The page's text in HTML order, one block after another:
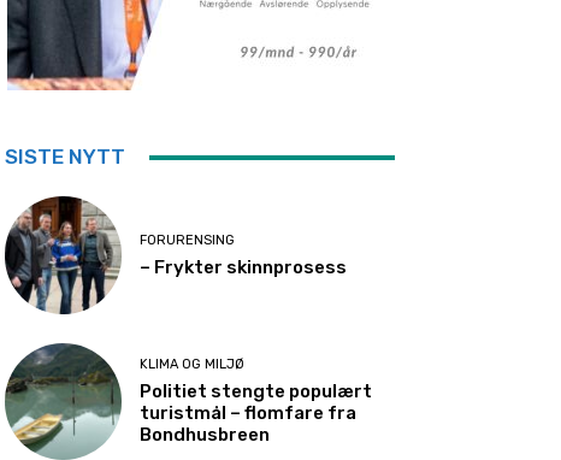
SISTE NYTT
FORURENSING
– Frykter skinnprosess
KLIMA OG MILJØ
Politiet stengte populært
turistmål – flomfare fra
Bondhusbreen